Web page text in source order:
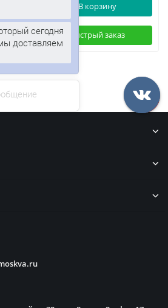
В корзину
Быстрый заказ
сегодня
доставляем